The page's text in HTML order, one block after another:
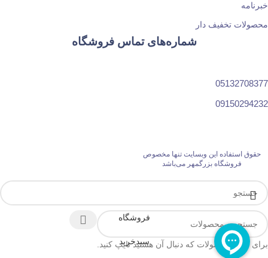
خبرنامه
محصولات تخفیف دار
شماره‌های تماس فروشگاه
05132708377
09150294232
حقوق استفاده این وبسایت تنها مخصوص
فروشگاه بزرگمهر می‌باشد
برای دیدن محصولات که دنبال آن هستید تایپ کنید.
فروشگاه
سبدخرید